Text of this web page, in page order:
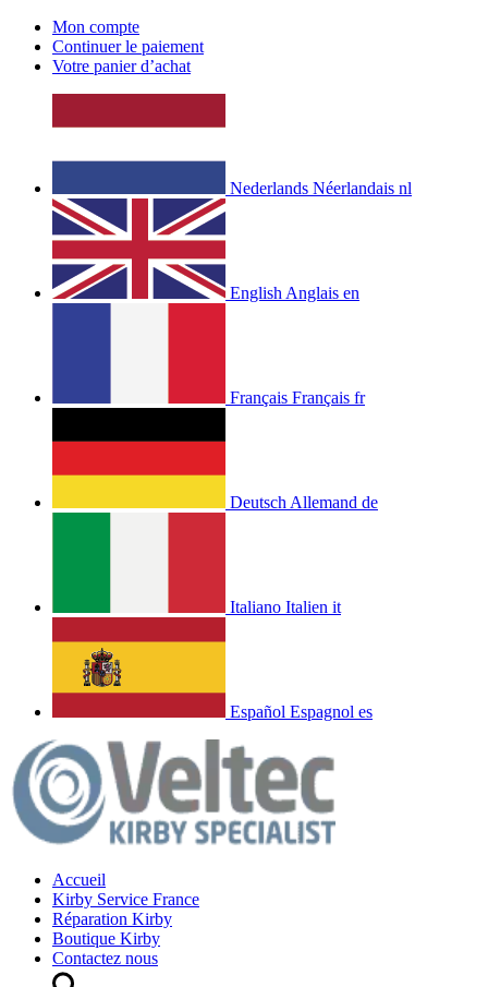
Mon compte
Continuer le paiement
Votre panier d’achat
Nederlands Néerlandais nl
English Anglais en
Français Français fr
Deutsch Allemand de
Italiano Italien it
Español Espagnol es
Accueil
Kirby Service France
Réparation Kirby
Boutique Kirby
Contactez nous